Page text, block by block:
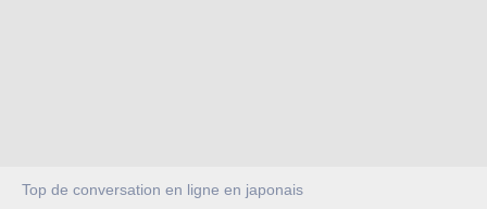
Top de conversation en ligne en japonais